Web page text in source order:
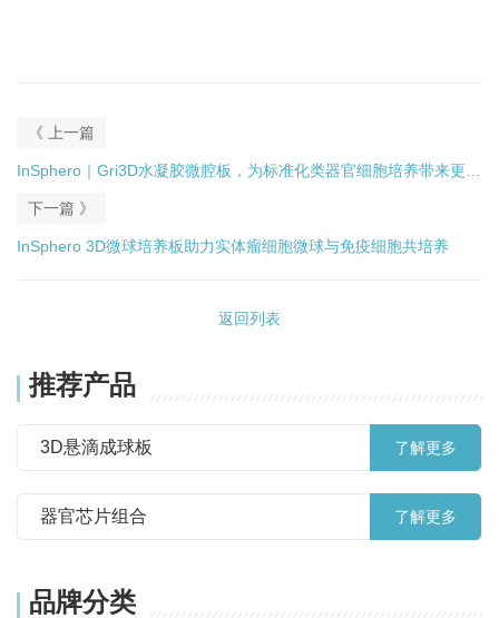
《 上一篇
InSphero｜Gri3D水凝胶微腔板，为标准化类器官细胞培养带来更多
可能
返回列表
下一篇 》
InSphero 3D微球培养板助力实体瘤细胞微球与免疫细胞共培养
推荐产品
3D悬滴成球板 了解更多
器官芯片组合 了解更多
品牌分类